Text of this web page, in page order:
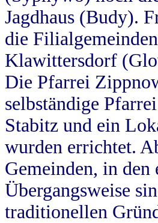
Jagdhaus (Budy).
die
Klawittersdorf
Die Pfarrei
selbständige
Stabitz und ein
wurden errichtet.
Gemeinden, in den
Übergangsweise
traditionellen